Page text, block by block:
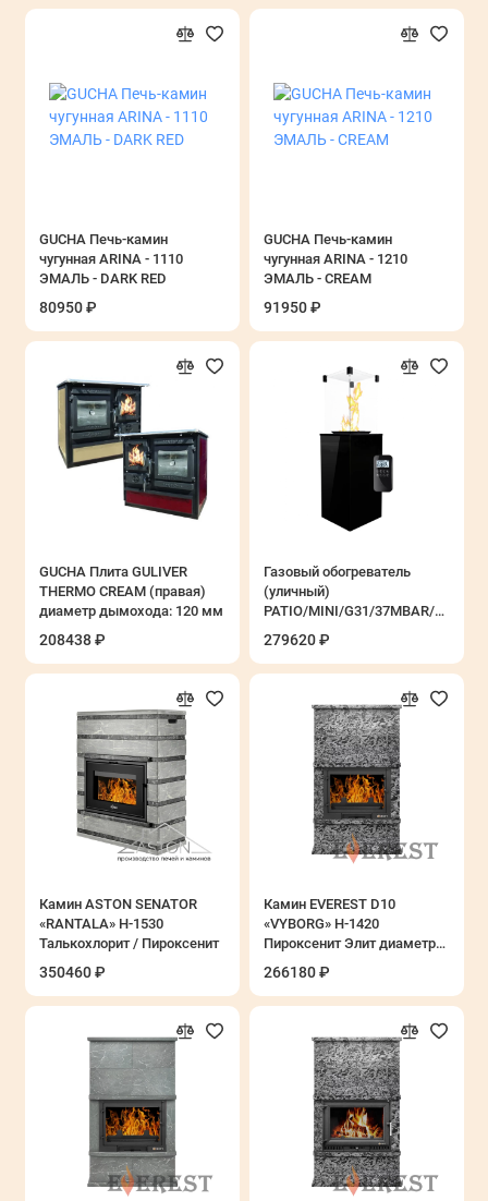
GUCHA Печь-камин
чугунная ARINA - 1110
ЭМАЛЬ - DARK RED
80950 ₽
GUCHA Печь-камин
чугунная ARINA - 1210
ЭМАЛЬ - CREAM
91950 ₽
GUCHA Плита GULIVER
THERMO CREAM (правая)
диаметр дымохода: 120 мм
208438 ₽
Газовый обогреватель
(уличный)
PATIO/MINI/G31/37MBAR/CZ
кВт)
279620 ₽
Камин ASTON SENATOR
«RANTALA» Н-1530
Талькохлорит / Пироксенит
350460 ₽
Камин EVEREST D10
«VYBORG» Н-1420
Пироксенит Элит диаметр
266180 ₽